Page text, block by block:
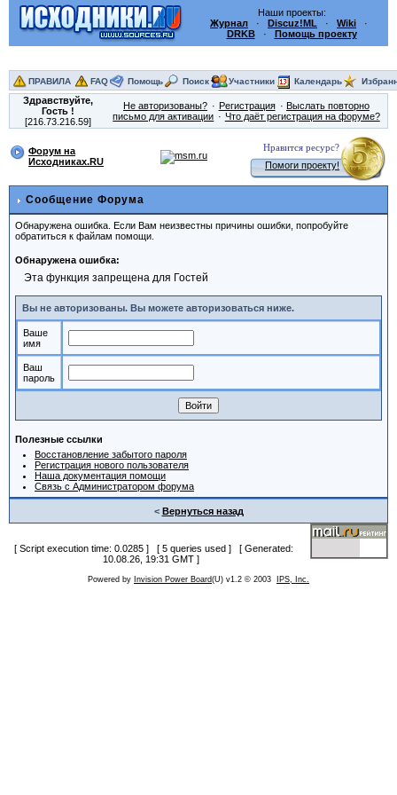
Наши проекты:
Журнал · Discuz!ML · Wiki ·
DRKB· Помощь проекту
ПРАВИЛА FAQ Помощь Поиск Участники Календарь
Здравствуйте,
Гость!
[216.73.216.59]
Не авторизованы? Регистрация
Выслать повторно
письмо для активации
Что даёт регистрация на форуме?
Форум на
Исходниках.RU
Нравится ресурс?
Помоги проекту!
Сообщение Форума
Обнаружена ошибка. Если Вам неизвестны причины ошибки, попробуйте
обратиться к файлам помощи.
Обнаружена ошибка:
Эта функция запрещена для Гостей
Вы не авторизованы. Вы можете авторизоваться ниже.
Ваше
имя
Ваш
пароль
Полезные ссылки
Восстановление забытого пароля
Регистрация нового пользователя
Наша документация помощи
Связь с Администратором форума
< Вернуться назад
[ Script execution time: 0.0285 ] [ 5 queries used ] [ Generated:
10.08.26, 19:31 GMT ]
Powered by Invision Power Board(U) v1.2 © 2003 IPS, Inc.